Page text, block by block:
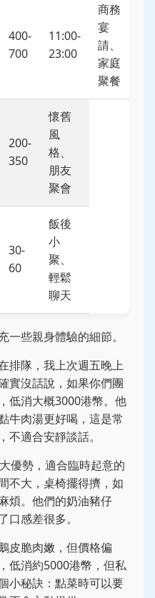
400-
700
11:00-
23:00
商務
宴
請、
家庭
聚餐
200-
350
懷舊
風
格、
朋友
聚會
30-
60
飯後
小
聚、
輕鬆
聊天
些親身體驗的細節。
排隊，我上次週五晚上
實沒話說，如果你們團
低消大概3000港幣。他
牛肉湯更好喝，這是常
適合安靜談話。
優勢，適合臨時起意的
不大，桌椅擺得擠，如
煩。他們的奶油豬仔
感差很多。
皮脆肉嫩，但價格偏
低消約5000港幣，但私
小秘訣：點菜時可以要